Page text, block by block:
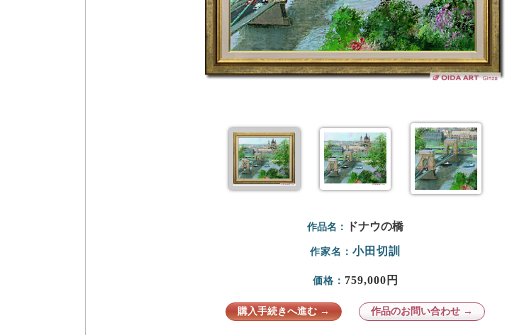
作品名： ドナウの橋
作家名： 小田切訓
価格： 759,000円
購入手続きへ進む → 作品のお問い合わせ →